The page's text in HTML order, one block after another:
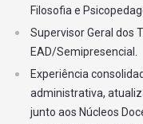
21
5º
22
Filosofia e
Supervisor Geral dos
EAD/Semipresencial.
Experiência
administrativa,
junto aos Núcleos